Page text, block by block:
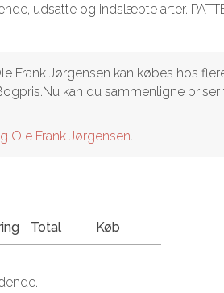
udsatte og indslæbte arter.
Frank Jørgensen kan købes hos
kan du sammenligne priser
Ole Frank Jørgensen.
Total Køb